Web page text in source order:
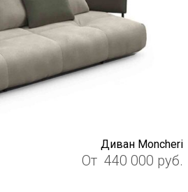
Диван Moncheri
От 440 000 руб.